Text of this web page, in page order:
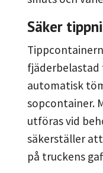
Säker
automatisk
sopcontainer.
utföras vid
säkerställer
på truckens